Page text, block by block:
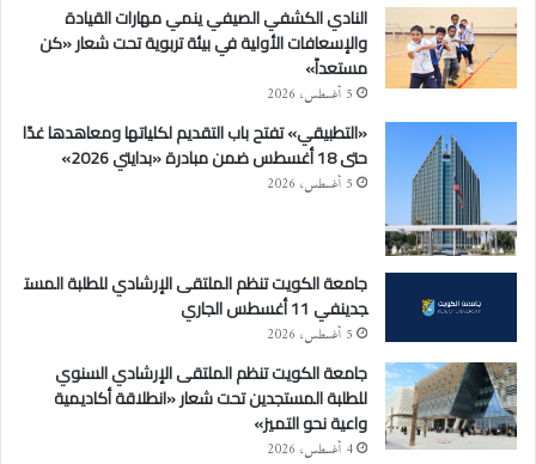
النادي الكشفي الصيفي ينمي مهارات القيادة
والإسعافات الأولية في بيئة تربوية تحت شعار «كن
مستعداً»
5 أغسطس، 2026
«التطبيقي» تفتح باب التقديم لكلياتها ومعاهدها غدًا
حتى 18 أغسطس ضمن مبادرة «بدايتي 2026»
5 أغسطس، 2026
جامعة الكويت تنظم الملتقى الإرشادي للطلبة المست
جدينفي 11 أغسطس الجاري
5 أغسطس، 2026
جامعة الكويت تنظم الملتقى الإرشادي السنوي
للطلبة المستجدين تحت شعار «انطلاقة أكاديمية
واعية نحو التميز»
4 أغسطس، 2026